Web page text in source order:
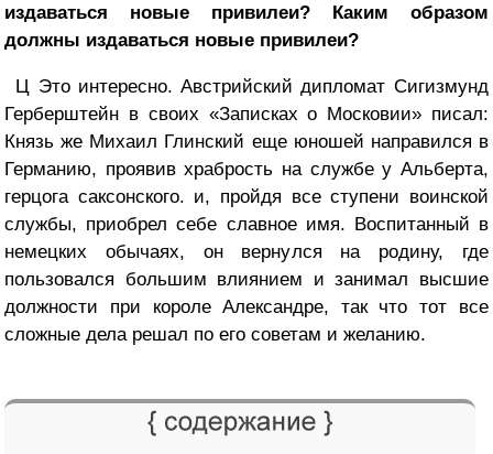
издаваться новые привилеи? Каким образом
должны издаваться новые привилеи?
Ц Это интересно. Австрийский дипломат Сигизмунд
Герберштейн в своих «Записках о Московии» писал:
Князь же Михаил Глинский еще юношей направился в
Германию, проявив храбрость на службе у Альберта,
герцога саксонского. и, пройдя все ступени воинской
службы, приобрел себе славное имя. Воспитанный в
немецких обычаях, он вернулся на родину, где
пользовался большим влиянием и занимал высшие
должности при короле Александре, так что тот все
сложные дела решал по его советам и желанию.